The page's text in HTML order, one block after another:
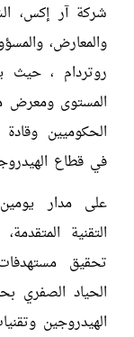
شركة آر إكس،
والمعارض،
روتردام ، حيث
المستوى ومعرض
الحكوميين وقادة
في قطاع
على مدار
التقنية
الهيدروجين